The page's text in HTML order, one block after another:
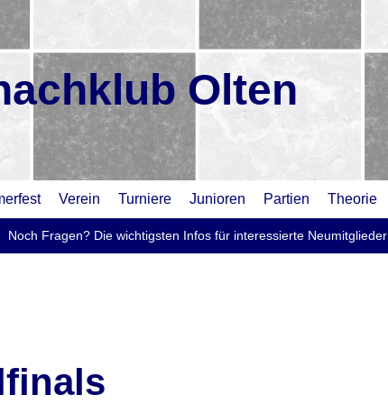
Olten
Verein Turniere Junioren Partien Theorie
Noch Fragen? Die wichtigsten Infos für interessierte Neumitglieder